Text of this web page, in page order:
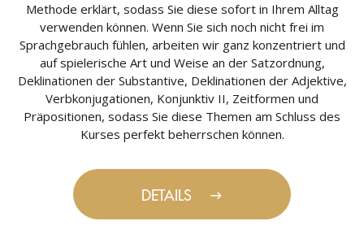
Methode erklärt, sodass Sie diese sofort in Ihrem Alltag
verwenden können. Wenn Sie sich noch nicht frei im
Sprachgebrauch fühlen, arbeiten wir ganz konzentriert und
auf spielerische Art und Weise an der Satzordnung,
Deklinationen der Substantive, Deklinationen der Adjektive,
Verbkonjugationen, Konjunktiv II, Zeitformen und
Präpositionen, sodass Sie diese Themen am Schluss des
Kurses perfekt beherrschen können.
DETAILS